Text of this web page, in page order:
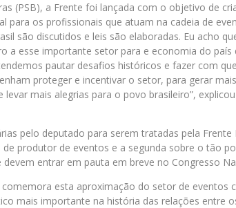
(PSB), a Frente foi lançada com o objetivo de
para os profissionais que atuam na cadeia de
são discutidos e leis são elaboradas. Eu acho
a esse importante setor para e economia do país
pautar desafios históricos e fazer com
proteger e incentivar o setor, para gerar
mais alegrias para o povo brasileiro”,
pelo deputado para serem tratadas pela Frente
produtor de eventos e a segunda sobre o tão
entrar em pauta em breve no Congresso
comemora esta aproximação do setor de eventos
mais importante na história das relações entre